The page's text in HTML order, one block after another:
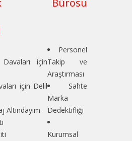
Bürosu
için
için Delil
Altındayım
Personel
Takip ve
Araştırması
Sahte
Marka
Dedektifliği
Kurumsal